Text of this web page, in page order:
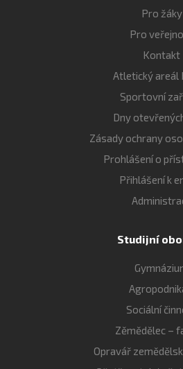
Pro žáky
Pro
Kontakt
Atletický areál
Sportovní
Dny
Zásady ochrany
Prohlášení o
Přihlášení k
Studijní
Sociální
Zěmědělec –
Opravář